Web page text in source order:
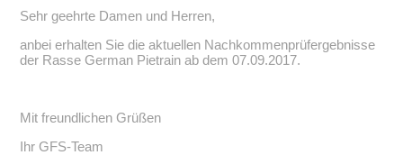
Sehr geehrte Damen und Herren,
anbei erhalten Sie die aktuellen Nachkommenprüfergebnisse
der Rasse German Pietrain ab dem 07.09.2017.
Mit freundlichen Grüßen
Ihr GFS-Team